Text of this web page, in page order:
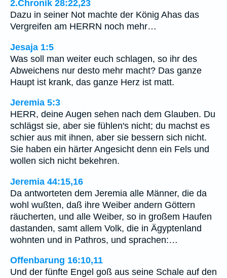
2.Chronik 28:22,23
Dazu in seiner Not machte der König Ahas das
Vergreifen am HERRN noch mehr…
Jesaja 1:5
Was soll man weiter euch schlagen, so ihr des
Abweichens nur desto mehr macht? Das ganze
Haupt ist krank, das ganze Herz ist matt.
Jeremia 5:3
HERR, deine Augen sehen nach dem Glauben. Du
schlägst sie, aber sie fühlen's nicht; du machst es
schier aus mit ihnen, aber sie bessern sich nicht.
Sie haben ein härter Angesicht denn ein Fels und
wollen sich nicht bekehren.
Jeremia 44:15,16
Da antworteten dem Jeremia alle Männer, die da
wohl wußten, daß ihre Weiber andern Göttern
räucherten, und alle Weiber, so in großem Haufen
dastanden, samt allem Volk, die in Ägyptenland
wohnten und in Pathros, und sprachen:…
Offenbarung 16:10,11
Und der fünfte Engel goß aus seine Schale auf den